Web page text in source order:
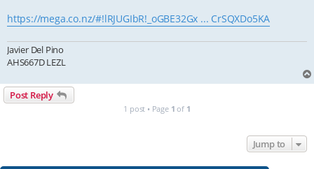
https://mega.co.nz/#!lRJUGIbR!_oGBE32Gx ... CrSQXDo5KA
Javier Del Pino
AHS667D LEZL
Post Reply
1 post • Page 1 of 1
Jump to